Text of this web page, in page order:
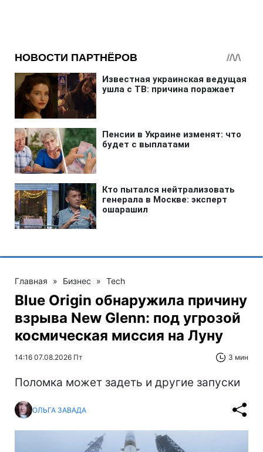
Главная » Бизнес » Tech
Blue Origin обнаружила причину
взрыва New Glenn: под угрозой
космическая миссия на Луну
14:16 07.08.2026 Пт 3 мин
Поломка может задеть и другие запуски
ОЛЬГА ЗАВАДА